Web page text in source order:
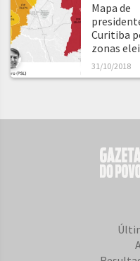
Mapa de
Curitiba
zonas
31/10/2018